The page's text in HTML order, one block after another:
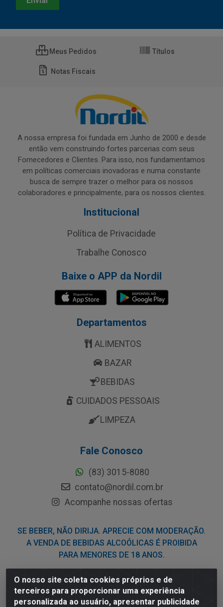
O nosso site coleta cookies próprios e de
terceiros para proporcionar uma experiência
personalizada ao usuário, apresentar publicidade
Meus Pedidos Títulos
Notas Fiscais
A nossa empresa foi fundada em Junho de 2000 e desde
então vem construindo fortes parcerias com seus
Fornecedores e Clientes. Para isso, nos fundamentamos
em políticas comerciais inovadoras e numa constante
busca de sempre trazer o melhor para os nossos
colaboradores e principalmente, para os nossos clientes.
Institucional
Política de Privacidade
Trabalhe Conosco
Baixe o APP da Nordil
Departamentos
ALIMENTOS
BAZAR
BEBIDAS
CUIDADOS PESSOAIS
LIMPEZA
Fale Conosco
(83) 3015-8080
contato@nordil.com.br
Acompanhe nossas ofertas
SE BEBER, NÃO DIRIJA. APRECIE COM MODERAÇÃO.
A VENDA DE BEBIDAS ALCOÓLICAS É PROIBIDA
PARA MENORES DE 18 ANOS.
Nordil Distribuidora - Avenida Liberdade, 2738, Bloco F -
Sesi - Bayeux/PB - CEP 58.111-400 - CNPJ